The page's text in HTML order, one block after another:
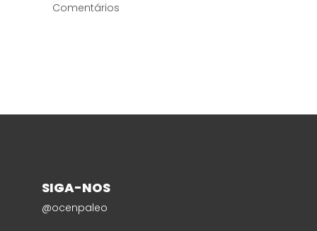
Comentários
SIGA-NOS
@ocenpaleo